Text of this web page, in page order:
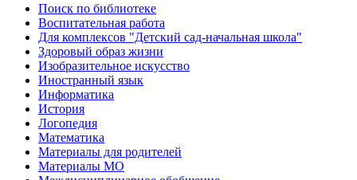
Поиск по библиотеке
Воспитательная работа
Для комплексов "Детский сад-начальная школа"
Здоровый образ жизни
Изобразительное искусство
Иностранный язык
Информатика
История
Логопедия
Математика
Материалы для родителей
Материалы МО